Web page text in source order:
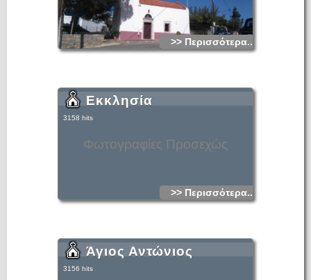
>> Περισσότερα...
Φωτογραφίες Προσεχώς
Εκκλησία
3158 hits
>> Περισσότερα...
Άγιος Αντώνιος
3156 hits